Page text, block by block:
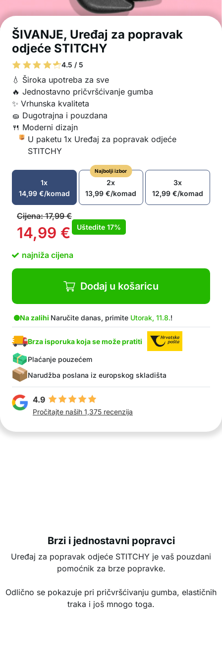
ŠIVANJE, Uređaj za popravak
odjeće STITCHY
4.5 / 5
💧 Široka upotreba za sve
🔥 Jednostavno pričvršćivanje gumba
✨ Vrhunska kvaliteta
🧽 Dugotrajna i pouzdana
🍴 Moderni dizajn
U paketu 1x Uređaj za popravak odjeće
STITCHY
1x
14,99 €/komad
Najbolji izbor
2x
13,99€/komad
3x
12,99€/komad
Cijena:17,99€
14,99 € Uštedite 17%
najniža cijena
Dodaj u košaricu
Na zalihi Naručite danas, primite Utorak, 11.8.!
Brza isporuka koja se može pratiti
Plaćanje pouzećem
Narudžba poslana iz europskog skladišta
4.9
Pročitajte naših 1,375 recenzija
Brzi i jednostavni popravci
Uređaj za popravak odjeće STITCHY je vaš pouzdani
pomoćnik za brze popravke.
Odlično se pokazuje pri pričvršćivanju gumba, elastičnih
traka i još mnogo toga.